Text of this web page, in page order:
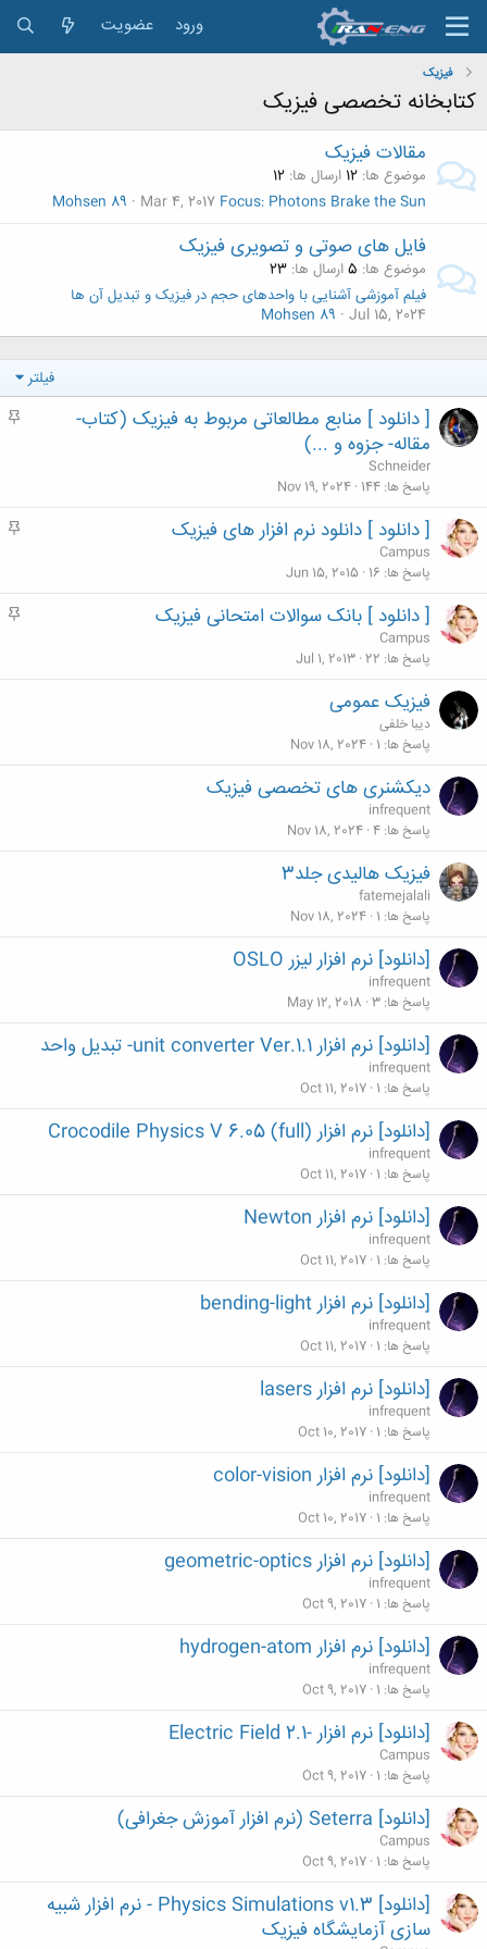
ورود عضویت
فیزیک
کتابخانه تخصصی فیزیک
مقالات فیزیک
موضوع ها 12 ارسال ها 12
Focus: Photons Brake the Sun
Mar 4, 2017
Mohsen 89
فایل های صوتی و تصویری فیزیک
موضوع ها 5ارسال ها 23
فیلم آموزشی آشنایی با واحدهای حجم در فیزیک و تبدیل آن ها
Jul 15, 2024
Mohsen 89
فیلتر
م
[ دانلود ] منابع مطالعاتی مربوط به فیزیک (کتاب-
مقاله- جزوه و ...)
Schneider
پاسخ ها 144
Nov 19, 2024
م
[ دانلود ] دانلود نرم افزار های فیزیک
Campus
پاسخ ها 16
Jun 15, 2015
م
[ دانلود ] بانک سوالات امتحانی فیزیک
Campus
پاسخ ها 22
Jul 1, 2013
فیزیک عمومی
دیبا خلفی
پاسخ ها 1
Nov 18, 2024
دیکشنری های تخصصی فیزیک
infrequent
پاسخ ها 4
Nov 18, 2024
فیزیک هالیدی جلد3
fatemejalali
پاسخ ها 1
Nov 18, 2024
[دانلود] نرم افزار لیزر OSLO
infrequent
پاسخ ها 3
May 12, 2018
[دانلود] نرم افزار unit converter Ver.1.1- تبدیل واحد
infrequent
پاسخ ها 1
Oct 11, 2017
[دانلود] نرم افزار Crocodile Physics V 6.05 (full)
infrequent
پاسخ ها 1
Oct 11, 2017
[دانلود] نرم افزار Newton
infrequent
پاسخ ها 1
Oct 11, 2017
[دانلود] نرم افزار bending-light
infrequent
پاسخ ها 1
Oct 11, 2017
[دانلود] نرم افزار lasers
infrequent
پاسخ ها 1
Oct 10, 2017
[دانلود] نرم افزار color-vision
infrequent
پاسخ ها 1
Oct 10, 2017
[دانلود] نرم افزار geometric-optics
infrequent
پاسخ ها 1
Oct 9, 2017
[دانلود] نرم افزار hydrogen-atom
infrequent
پاسخ ها 1
Oct 9, 2017
[دانلود] نرم افزار -Electric Field 2.1
Campus
پاسخ ها 1
Oct 9, 2017
[دانلود] Seterra (نرم افزار آموزش جغرافی)
Campus
پاسخ ها 1
Oct 9, 2017
[دانلود] Physics Simulations v1.3 - نرم افزار شبیه
سازی آزمایشگاه فیزیک